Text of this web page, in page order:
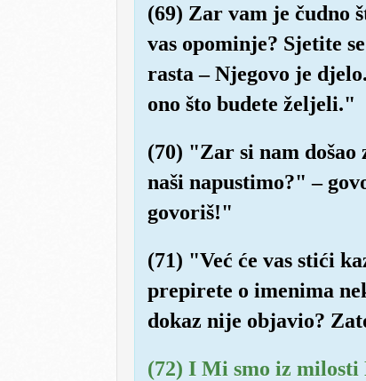
(69) Zar vam je čudno
vas opominje? Sjetite
rasta – Njegovo je
ono što budete željeli."
(70) "Zar si nam
naši napustimo?" –
govoriš!"
(71) "Već će vas stići
prepirete o imenima
dokaz nije objavio?
(72) I Mi smo iz milosti